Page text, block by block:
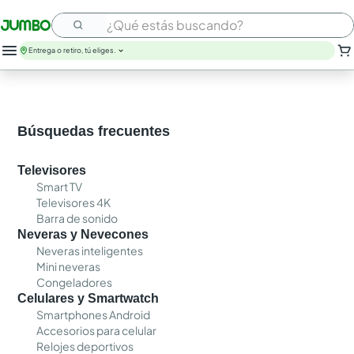
¿Qué estás buscando?
Entrega o retiro, tú eliges.
Búsquedas frecuentes
Televisores
Smart TV
Televisores 4K
Barra de sonido
Neveras y Nevecones
Neveras inteligentes
Mini neveras
Congeladores
Celulares y Smartwatch
Smartphones Android
Accesorios para celular
Relojes deportivos